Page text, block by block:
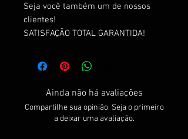
Seja você também um de nossos
clientes!
SATISFAÇÃO TOTAL GARANTIDA!
Ainda não há avaliações
Compartilhe sua opinião. Seja o primeiro
a deixar uma avaliação.